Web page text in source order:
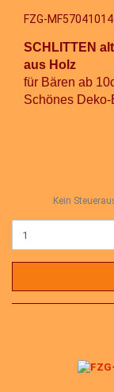
FZG-
SCHLITTEN
aus Holz
für Bären ab
Schönes
Kein